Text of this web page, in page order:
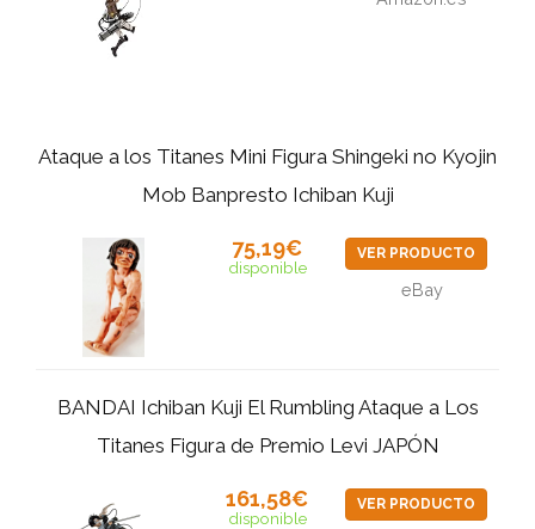
Ataque a los Titanes Mini Figura Shingeki no Kyojin
Mob Banpresto Ichiban Kuji
75,19€
disponible
VER PRODUCTO
eBay
BANDAI Ichiban Kuji El Rumbling Ataque a Los
Titanes Figura de Premio Levi JAPÓN
161,58€
disponible
VER PRODUCTO